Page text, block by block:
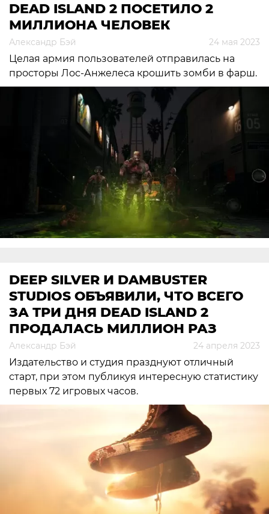
DEAD ISLAND 2 ПОСЕТИЛО 2
МИЛЛИОНА ЧЕЛОВЕК
Александр Бэй 24 мая 2023
Целая армия пользователей отправилась на
просторы Лос-Анжелеса крошить зомби в фарш.
DEEP SILVER И DAMBUSTER
STUDIOS ОБЪЯВИЛИ, ЧТО ВСЕГО
ЗА ТРИ ДНЯ DEAD ISLAND 2
ПРОДАЛАСЬ МИЛЛИОН РАЗ
Александр Бэй 24 апреля 2023
Издательство и студия празднуют отличный
старт, при этом публикуя интересную статистику
первых 72 игровых часов.